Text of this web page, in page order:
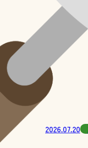
2026.07.20